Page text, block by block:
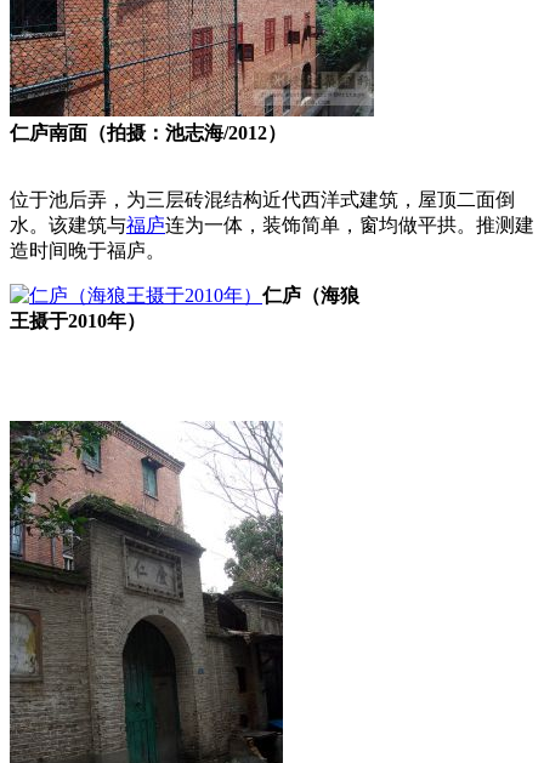
仁庐南面（拍摄：池志海/2012）
位于池后弄，为三层砖混结构近代西洋式建筑，屋顶二面倒
水。该建筑与福庐连为一体，装饰简单，窗均做平拱。推测建
造时间晚于福庐。
仁庐（海狼
王摄于2010年）